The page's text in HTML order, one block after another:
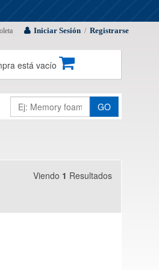
Iniciar Sesión / Registrarse
está vacío
GO
Viendo 1 Resultados